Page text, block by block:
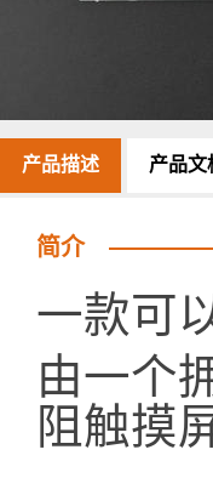
产品描述 产品文
简介
一款可
由一个
阻触摸